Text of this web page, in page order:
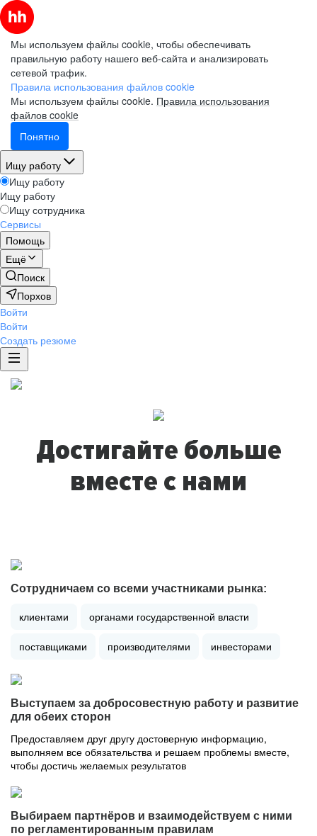
Мы используем файлы cookie, чтобы обеспечивать
правильную работу нашего веб-сайта и анализировать
сетевой трафик.
Правила использования файлов cookie
Мы используем файлы cookie. Правила использования
файлов cookie
Понятно
Ищу работу
Ищу работу
Ищу работу
Ищу сотрудника
Сервисы
Помощь
Ещё
Поиск
Порхов
Войти
Войти
Создать резюме
Достигайте больше
вместе с нами
Сотрудничаем со всеми участниками рынка:
клиентами органами государственной власти
поставщиками производителями инвесторами
Выступаем за добросовестную работу и развитие
для обеих сторон
Предоставляем друг другу достоверную информацию,
выполняем все обязательства и решаем проблемы вместе,
чтобы достичь желаемых результатов
Выбираем партнёров и взаимодействуем с ними
по регламентированным правилам